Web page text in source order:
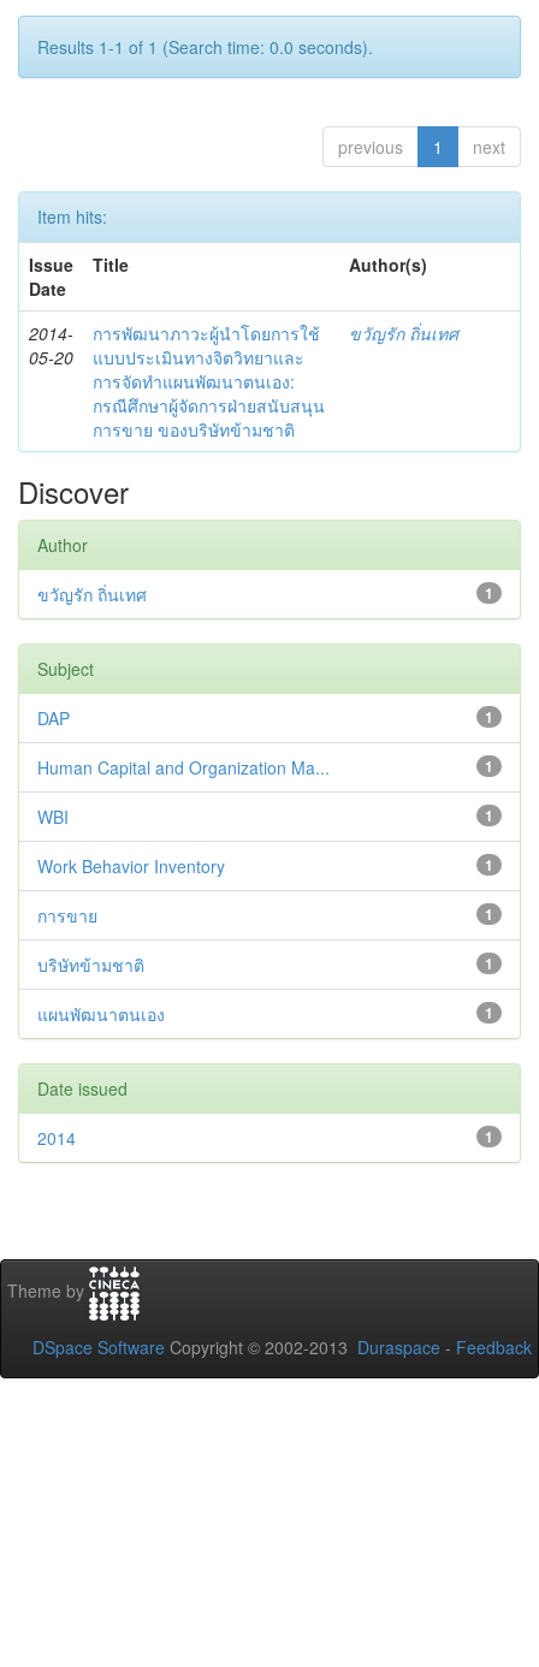
Results 1-1 of 1 (Search time: 0.0 seconds).
previous 1 next
Item hits:
Issue
Date
Title Author(s)
2014-
05-20
การพัฒนาภาวะผู้นำโดยการใช้
แบบประเมินทางจิตวิทยาและ
การจัดทำแผนพัฒนาตนเอง:
กรณีศึกษาผู้จัดการฝ่ายสนับสนุน
การขาย ของบริษัทข้ามชาติ
ขวัญรัก ถิ่นเทศ
Discover
Author
1
ขวัญรัก ถิ่นเทศ
Subject
1
DAP
1
Human Capital and Organization Ma...
1
WBI
1
Work Behavior Inventory
1
การขาย
1
บริษัทข้ามชาติ
1
แผนพัฒนาตนเอง
Date issued
1
2014
Theme by
DSpace Software Copyright © 2002-2013 Duraspace - Feedback